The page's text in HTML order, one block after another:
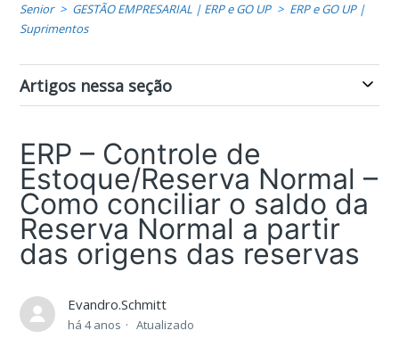
Senior GESTÃO EMPRESARIAL | ERP e GO UP
ERP e GO UP |
Suprimentos
Artigos nessa seção
ERP – Controle de
Estoque/Reserva Normal –
Como conciliar o saldo da
Reserva Normal a partir
das origens das reservas
Evandro.Schmitt
há 4 anos Atualizado